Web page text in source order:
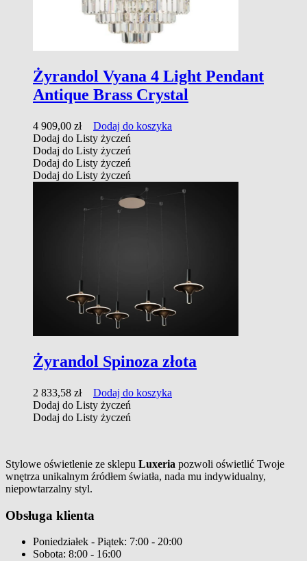
Żyrandol Vyana 4 Light Pendant
Antique Brass Crystal
4 909,00 zł
Dodaj do koszyka
Dodaj do Listy życzeń
Dodaj do Listy życzeń
Dodaj do Listy życzeń
Dodaj do Listy życzeń
Żyrandol Spinoza złota
2 833,58 zł
Dodaj do koszyka
Dodaj do Listy życzeń
Dodaj do Listy życzeń
Stylowe oświetlenie ze sklepu Luxeria pozwoli oświetlić Twoje
wnętrza unikalnym źródłem światła, nada mu indywidualny,
niepowtarzalny styl.
Obsługa klienta
Poniedziałek - Piątek: 7:00 - 20:00
Sobota: 8:00 - 16:00